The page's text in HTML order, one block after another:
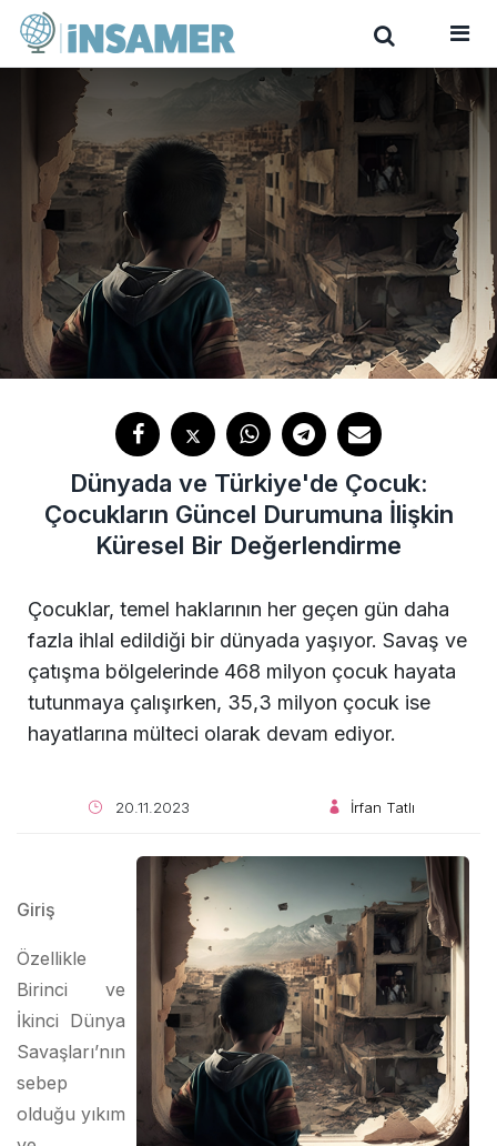
Dünyada ve Türkiye'de Çocuk:
Çocukların Güncel Durumuna İlişkin
Küresel Bir Değerlendirme
Çocuklar, temel haklarının her geçen gün daha
fazla ihlal edildiği bir dünyada yaşıyor. Savaş ve
çatışma bölgelerinde 468 milyon çocuk hayata
tutunmaya çalışırken, 35,3 milyon çocuk ise
hayatlarına mülteci olarak devam ediyor.
20.11.2023 İrfan Tatlı
Giriş
Özellikle
Birinci ve
İkinci Dünya
Savaşları’nın
sebep
olduğu yıkım